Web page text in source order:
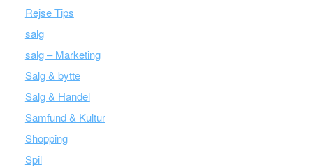
Rejse Tips
salg
salg – Marketing
Salg & bytte
Salg & Handel
Samfund & Kultur
Shopping
Spil